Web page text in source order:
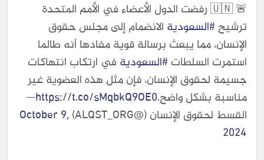
🚨 🇺🇳 رفضت الدول الأعضاء في الأمم المتحدة
ترشيح#السعودية الانضمام إلى مجلس حقوق
الإنسان، مما يبعث برسالة قوية مفادها أنه طالما
استمرت السلطات#السعودية في ارتكاب انتهاكات
جسيمة لحقوق الإنسان، فإن مثل هذه العضوية غير
مناسبة بشكل واضح.https://t.co/sMqbkQ9OE0
—
القسط لحقوق الإنسان (@ALQST_ORG)
October 9,
2024